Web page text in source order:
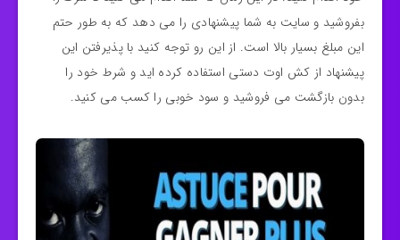
بفروشید و سایت به شما پیشنهادی را می دهد که به طور حتم
این مبلغ بسیار بالا است. از این رو توجه کنید با پذیرفتن این
پیشنهاد از کش اوت دستی استفاده کرده اید و شرط خود را
بدون بازگشت می فروشید و سود خوبی را کسب می کنید.